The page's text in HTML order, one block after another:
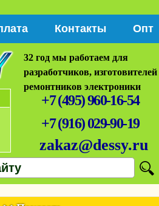
Контакты Опт
32 год мы работаем для
разработчиков,
ремонтников электроники
+7 (495) 960-16-54
+7 (916) 029-90-19
zakaz@dessy.ru